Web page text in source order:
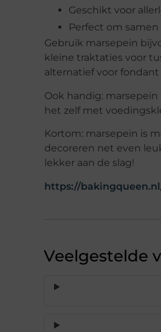
Geschikt voor
Perfect om
Gebruik marsepein
kleine traktaties voor
alternatief voor
Ook handig:
het zelf met
Kortom: marsepein is
decoreren net even
lekker aan de slag!
https://
Veelgestelde